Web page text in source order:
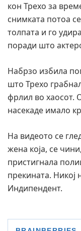
кон Трехо за
снимката потоа
толпата и го
поради што
Набрзо избила
што Трехо
фрлил во хаосот.
насекаде имало
На видеото се
жена која, се
пристигнала
прекината. Никој
Индипендент.